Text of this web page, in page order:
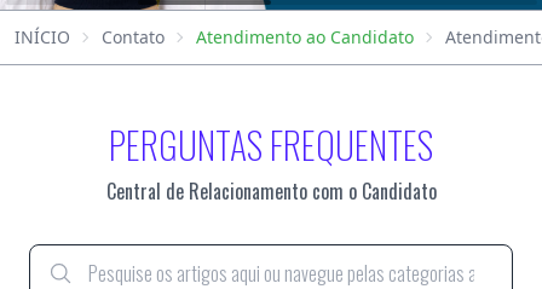
CONTATO
Área do Candidato
Atendimento ao Candidato
INÍCIO Contato Atendimento ao Candidato
PERGUNTAS FREQUENTES
Central de Relacionamento com o Candidato
Central de ajuda